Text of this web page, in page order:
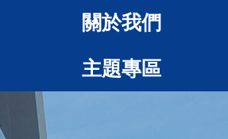
關於我們
主題專區